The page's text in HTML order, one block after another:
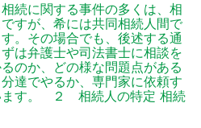
続に関する事件の多くは、相
すが、希には共同相続人間で
。その場合でも、後述する通
は弁護士や司法書士に相談を
のか、どの様な問題点がある
達でやるか、専門家に依頼す
ます。 ２ 相続人の特定 相続